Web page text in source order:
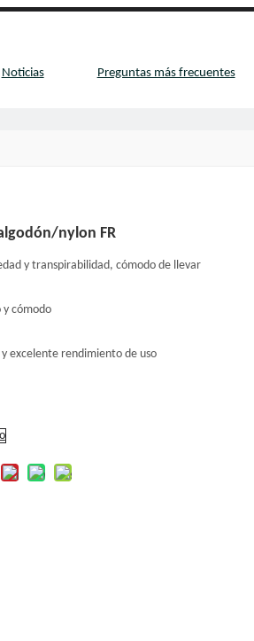
Noticias Preguntas más frecuentes
nylon FR
y transpirabilidad, cómodo de llevar
y cómodo
excelente rendimiento de uso